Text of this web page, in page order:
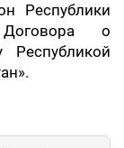
Республики
о
Республикой